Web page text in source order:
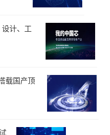
设计、工
载国产顶